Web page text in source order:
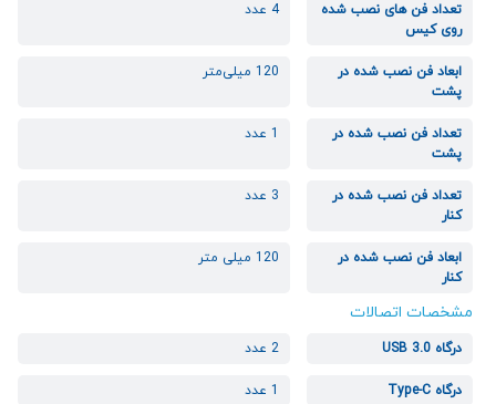
تعداد فن های نصب شده
روی کیس
4 عدد
ابعاد فن نصب شده در
پشت
120 میلی‌متر
تعداد فن نصب شده در
پشت
1 عدد
تعداد فن نصب شده در
کنار
3 عدد
ابعاد فن نصب شده در
کنار
120 میلی متر
مشخصات اتصالات
درگاه USB 3.0 2 عدد
درگاه Type-C 1 عدد